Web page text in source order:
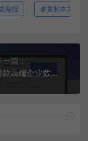
海报 复制本文链接
篇：
两款高端企业数字权益平台官网源码